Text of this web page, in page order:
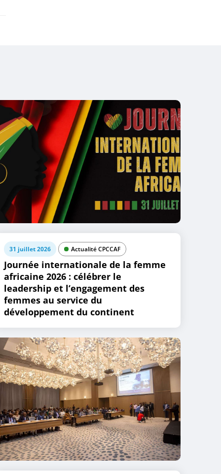
31 juillet 2026 Actualité CPCCAF
Journée internationale de la femme
africaine 2026 : célébrer le
leadership et l’engagement des
femmes au service du
développement du continent